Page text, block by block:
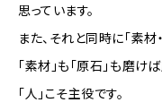
思っています。
また、それと同時に「素材
「素材」も「原石」も磨け
「人」こそ主役です。